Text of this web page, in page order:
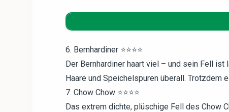
6. Bernhardiner ⭐⭐⭐⭐
Der Bernhardiner haart viel – und sein Fell ist
Haare und Speichelspuren überall. Trotzdem
7. Chow Chow ⭐⭐⭐⭐
Das extrem dichte, plüschige Fell des Chow